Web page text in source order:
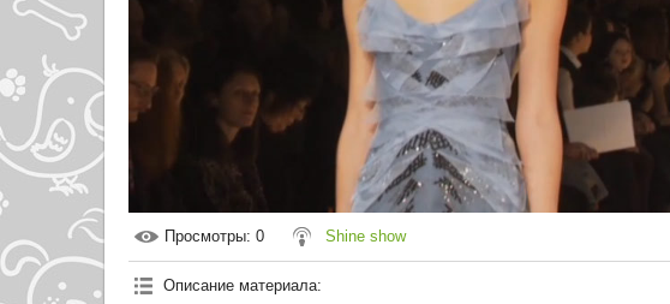
Просмотры: 0 Shine show
Описание материала: